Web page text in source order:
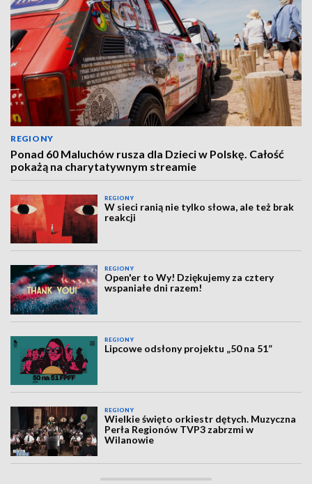
REGIONY
Ponad 60 Maluchów rusza dla Dzieci w Polskę. Całość
pokażą na charytatywnym streamie
REGIONY
W sieci ranią nie tylko słowa, ale też brak
reakcji
REGIONY
Open'er to Wy! Dziękujemy za cztery
wspaniałe dni razem!
REGIONY
Lipcowe odsłony projektu „50 na 51”
REGIONY
Wielkie święto orkiestr dętych. Muzyczna
Perła Regionów TVP3 zabrzmi w
Wilanowie